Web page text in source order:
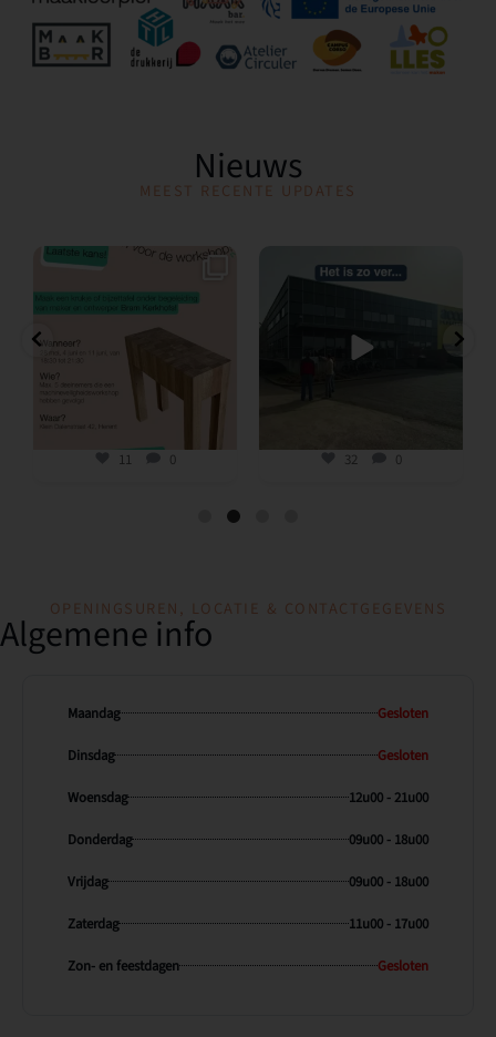
Nieuws
MEEST RECENTE UPDATES
𝐋𝐚𝐚𝐭𝐬𝐭𝐞 𝐤𝐚𝐧𝐬: 𝐬𝐜𝐡𝐫𝐢𝐣𝐟 𝐣𝐞 𝐧𝐮 ...
11 0
𝐖𝐢𝐣 𝐠𝐚𝐚𝐧 𝐯𝐞𝐫𝐡𝐮𝐢𝐳𝐞𝐧! ✨
Na...
32 0
OPENINGSUREN, LOCATIE & CONTACTGEGEVENS
Algemene info
Maandag Gesloten
Dinsdag Gesloten
Woensdag 12u00 - 21u00
Donderdag 09u00 - 18u00
Vrijdag 09u00 - 18u00
Zaterdag 11u00 - 17u00
Zon- en feestdagen Gesloten